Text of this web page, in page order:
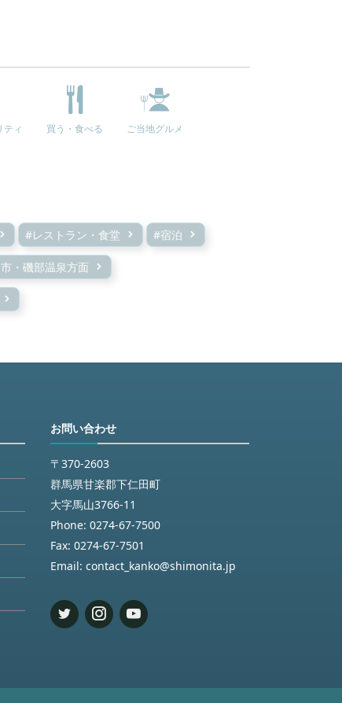
ティ 買う・食べる ご当地グルメ
#レストラン・食堂 #宿泊
・磯部温泉方面
お問い合わせ
〒370-2603
群馬県甘楽郡下仁田町
大字馬山3766-11
Phone: 0274-67-7500
Fax: 0274-67-7501
Email: contact_kanko@shimonita.jp